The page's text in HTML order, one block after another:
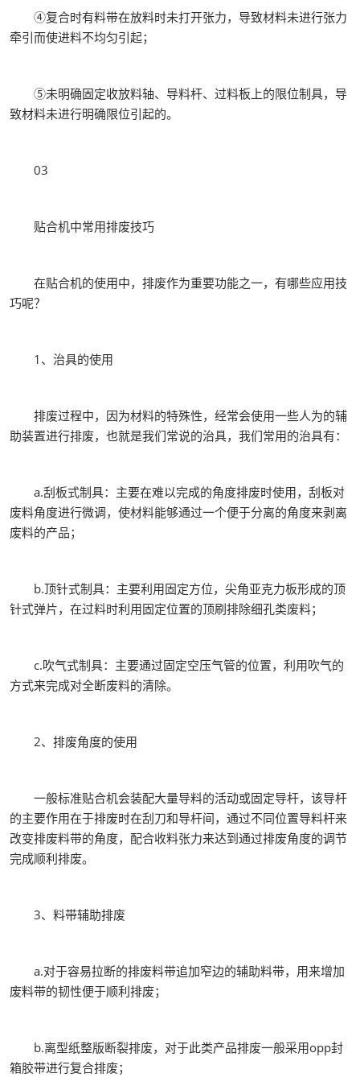
④复合时有料带在放料时未打开张力，导致材料未进行张力
牵引而使进料不均匀引起；
⑤未明确固定收放料轴、导料杆、过料板上的限位制具，导
致材料未进行明确限位引起的。
03
贴合机中常用排废技巧
在贴合机的使用中，排废作为重要功能之一，有哪些应用技
巧呢？
1、治具的使用
排废过程中，因为材料的特殊性，经常会使用一些人为的辅
助装置进行排废，也就是我们常说的治具，我们常用的治具有：
a.刮板式制具：主要在难以完成的角度排废时使用，刮板对
废料角度进行微调，使材料能够通过一个便于分离的角度来剥离
废料的产品；
b.顶针式制具：主要利用固定方位，尖角亚克力板形成的顶
针式弹片，在过料时利用固定位置的顶刷排除细孔类废料；
c.吹气式制具：主要通过固定空压气管的位置，利用吹气的
方式来完成对全断废料的清除。
2、排废角度的使用
一般标准贴合机会装配大量导料的活动或固定导杆，该导杆
的主要作用在于排废时在刮刀和导杆间，通过不同位置导料杆来
改变排废料带的角度，配合收料张力来达到通过排废角度的调节
完成顺利排废。
3、料带辅助排废
a.对于容易拉断的排废料带追加窄边的辅助料带，用来增加
废料带的韧性便于顺利排废；
b.离型纸整版断裂排废，对于此类产品排废一般采用opp封
箱胶带进行复合排废；